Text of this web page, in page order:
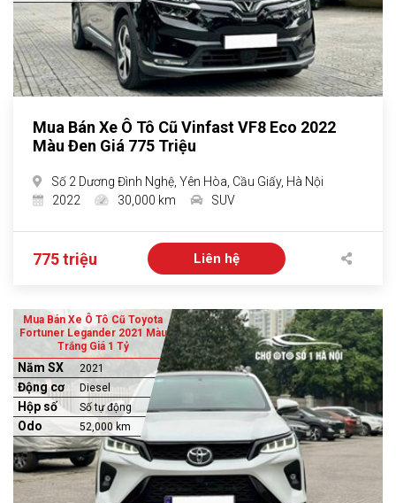
Mua Bán Xe Ô Tô Cũ Vinfast VF8 Eco 2022
Màu Đen Giá 775 Triệu
Số 2 Dương Đình Nghệ, Yên Hòa, Cầu Giấy, Hà Nội
2022
30,000 km SUV
775 triệu Liên hệ
Mua Bán Xe Ô Tô Cũ Toyota
Fortuner Legander 2021 Màu
Trắng Giá 1 Tỷ
Năm SX 2021
Động cơ Diesel
Hộp số Số tự động
Odo 52,000 km